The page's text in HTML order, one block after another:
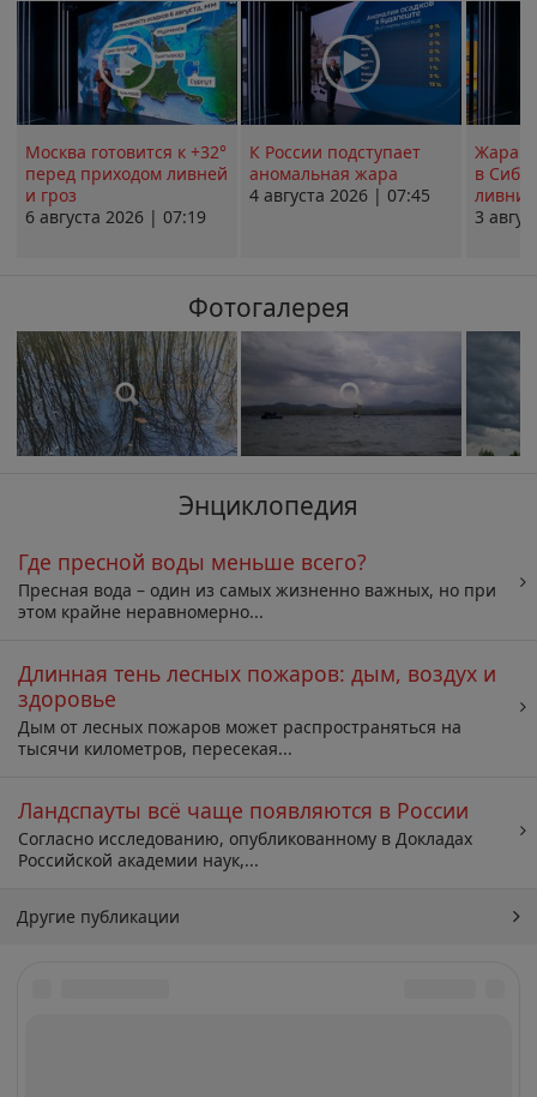
Москва готовится к +32°
перед приходом ливней
и гроз
6 августа 2026 | 07:19
К России подступает
аномальная жара
4 августа 2026 | 07:45
Жара в
в
ливни
3
Фотогалерея
Энциклопедия
Где пресной воды меньше всего?
Пресная вода – один из самых жизненно важных, но при
этом крайне неравномерно...
Длинная тень лесных пожаров: дым, воздух и
здоровье
Дым от лесных пожаров может распространяться на
тысячи километров, пересекая...
Ландспауты всё чаще появляются в России
Согласно исследованию, опубликованному в Докладах
Российской академии наук,...
Другие публикации